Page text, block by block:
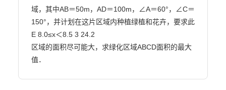
域，其中AB＝50m，AD＝100m，∠A＝60°，∠C＝
150°，并计划在这片区域内种植绿植和花卉，要求此
E 8.0≤x＜8.5 3 24.2
区域的面积尽可能大，求绿化区域ABCD面积的最大
值．